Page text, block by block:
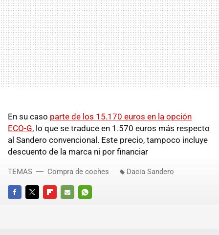
En su caso parte de los 15.170 euros en la opción
ECO-G, lo que se traduce en 1.570 euros más respecto
al Sandero convencional. Este precio, tampoco incluye
descuento de la marca ni por financiar
FACEBOOKTWITTERFLIPBOARD
E-
WHATSAPP
TEMAS Compra de coches Dacia Sandero